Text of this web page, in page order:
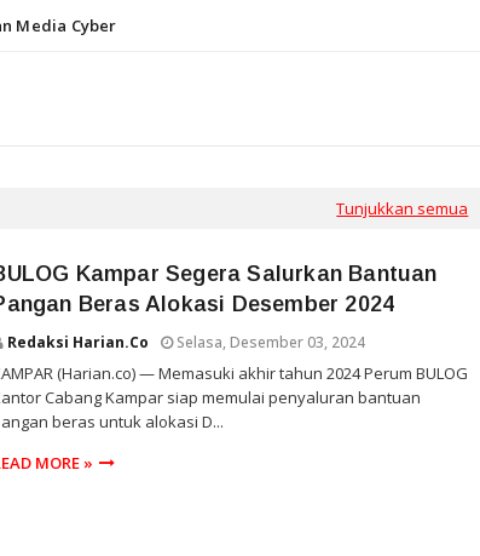
Media Cyber
Tunjukkan semua
Kampar Segera Salurkan Bantuan
Beras Alokasi Desember 2024
Redaksi Harian.co Selasa, Desember 03, 2024
(Harian.co) — Memasuki akhir tahun 2024 Perum BULOG
Cabang Kampar siap memulai penyaluran bantuan
beras untuk alokasi D...
MORE »